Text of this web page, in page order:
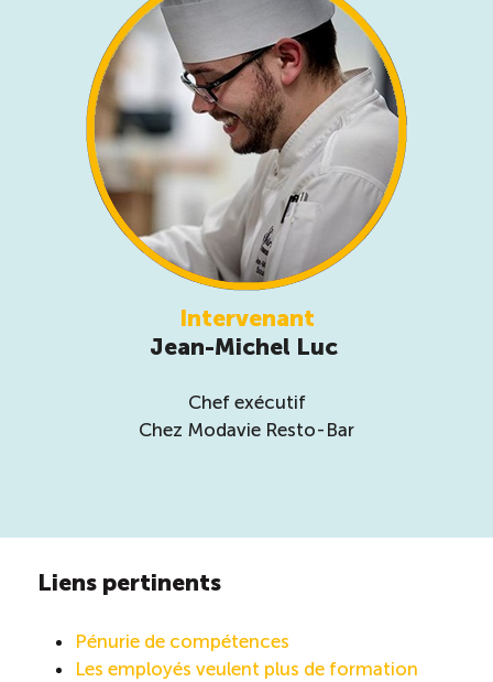
Intervenant
Jean-Michel Luc
Chef exécutif
Chez Modavie Resto-Bar
Liens pertinents
Pénurie de compétences
Les employés veulent plus de formation